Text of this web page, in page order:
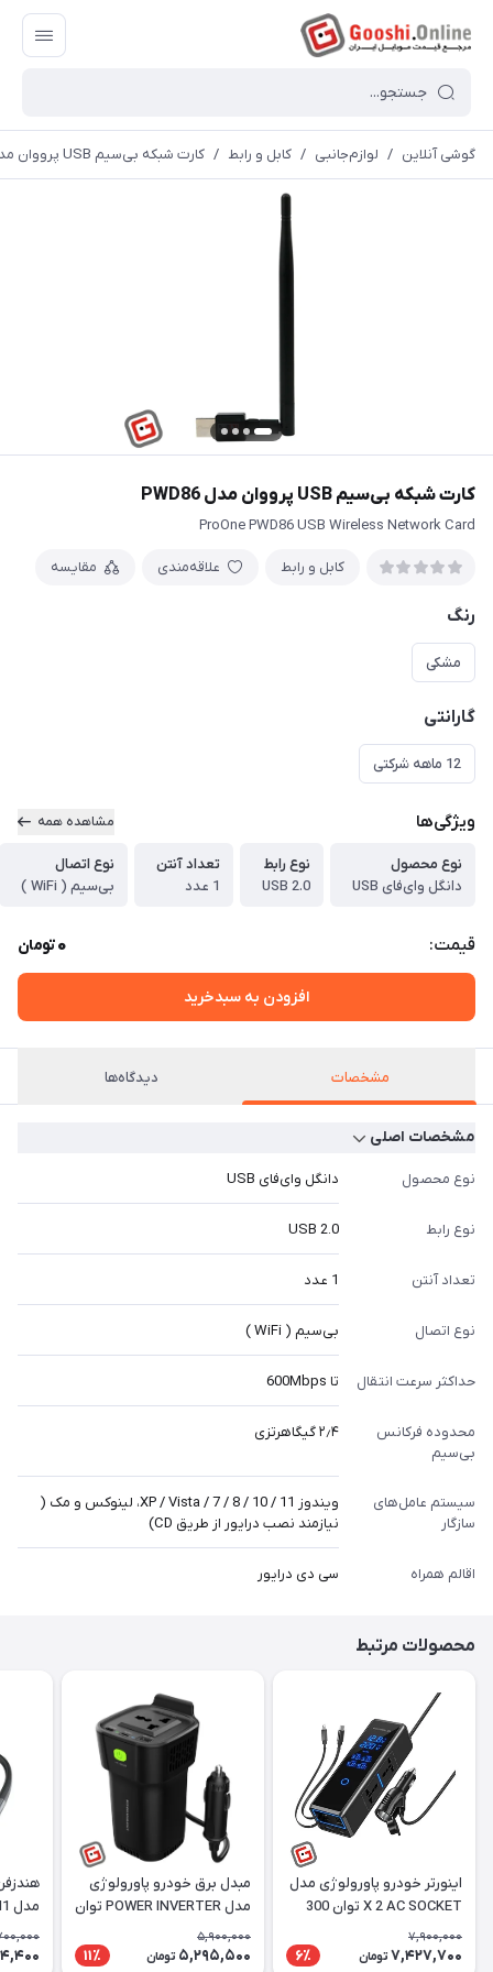
گوشی آنلاین / لوازم‌جانبی / کابل و رابط / کارت شبکه بی‌سیم USB پرووان مدل PWD86
کارت شبکه بی‌سیم USB پرووان مدل PWD86
ProOne PWD86 USB Wireless Network Card
کابل و رابط علاقه‌مندی مقایسه
رنگ
مشکی
گارانتی
12 ماهه شرکتی
ویژگی‌ها مشاهده همه
نوع محصول
دانگل وای‌فای USB
نوع رابط
USB 2.0
تعداد آنتن
1 عدد
نوع اتصال
بی‌سیم ( WiFi )
قیمت: 0تومان
افزودن به سبدخرید
مشخصات دیدگاه‌ها
مشخصات اصلی
نوع محصول دانگل وای‌فای USB
نوع رابط USB 2.0
تعداد آنتن 1 عدد
نوع اتصال بی‌سیم ( WiFi )
حداکثر سرعت انتقال تا 600Mbps
محدوده فرکانس
بی‌سیم
۲٫۴ گیگاهرتزی
سیستم‌ عامل‌های
سازگار
ویندوز XP / Vista / 7 / 8 / 10 / 11، لینوکس و مک (
نیازمند نصب درایور از طریق CD)
اقالم همراه سی دی درایور
محصولات مرتبط
اینورتر خودرو پاورولوژی مدل
X 2 AC SOCKET توان 300
7,900,000
7,427,700 تومان 6٪
مبدل برق خودرو پاورولوژی
مدل POWER INVERTER توان
5,900,000
5,295,500 تومان 11٪
مدل N1 با قابلیت ENC